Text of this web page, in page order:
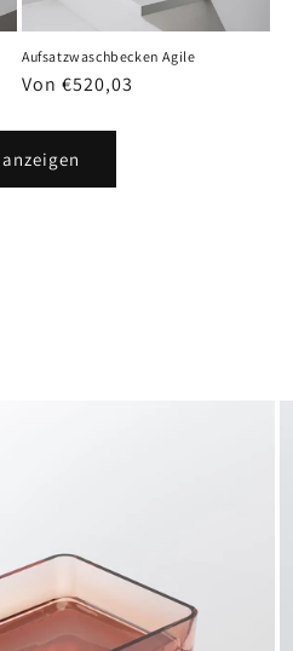
Aufsatzwaschbecken Agile
Normaler
Von €520,03